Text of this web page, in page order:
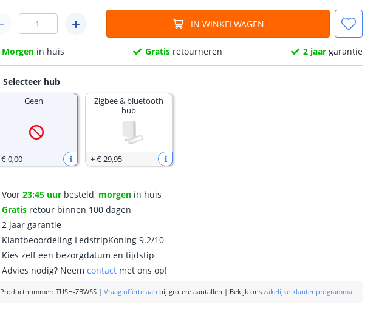
IN WINKELWAGEN
Morgen in huis Gratis retourneren 2 jaargarantie
Selecteer hub
Geen
€ 0,00
Zigbee & bluetooth
hub
+€ 29,95
Voor23:45 uur besteld, morgen in huis
Gratis retour binnen 100 dagen
2 jaar garantie
Klantbeoordeling LedstripKoning 9.2/10
Kies zelf een bezorgdatum en tijdstip
Advies nodig? Neemcontact met ons op!
Productnummer: TUSH-ZBWSS |Vraag offerte aan bij grotere aantallen | Bekijk ons zakelijke klantenprogramma